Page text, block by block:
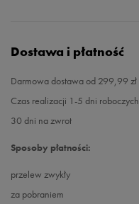
Dostawa i płatność
Darmowa dostawa od 299,99 zł
Czas realizacji 1-5 dni roboczych
30 dni na zwrot
Sposoby płatności:
przelew zwykły
za pobraniem